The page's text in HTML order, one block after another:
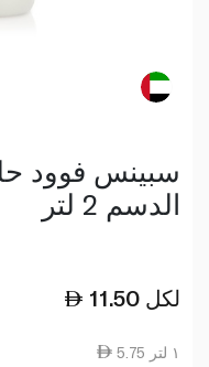
سبينس فوود
الدسم 2 لتر
11.50 لكل
5.75 ١ لتر